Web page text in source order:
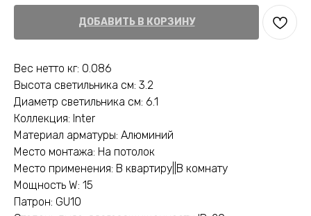
ДОБАВИТЬ В КОРЗИНУ
Вес нетто кг: 0.086
Высота светильника см: 3.2
Диаметр светильника см: 6.1
Коллекция: Inter
Материал арматуры: Алюминий
Место монтажа: На потолок
Место применения: В квартиру||В комнату
Мощность W: 15
Патрон: GU10